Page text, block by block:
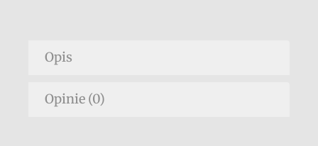
Opis
Opinie (0)